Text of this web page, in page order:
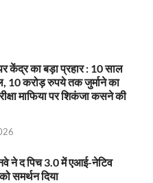
केंद्र का बड़ा प्रहार : 10 साल
10 करोड़ रुपये तक जुर्माने का
माफिया पर शिकंजा कसने की
ने द पिच 3.0 में एआई-नेटिव
समर्थन दिया